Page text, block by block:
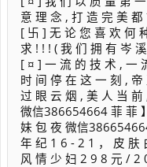
意 理 念 , 打 造 完 美 都
[ 卐 ] 无 论 您 喜 欢 何
求 ! ! ! ( 我 们 拥 有 岑
[ ¤ ] 一 流 的 技 术 , 一
时 间 停 在 这 一 刻 ,
过 眼 云 烟 , 美 人 当
微信386654664 菲 菲
妹 包 夜 微信
年 纪 1 6 - 2 1 ， 皮 肤
风 情 少 妇 2 9 8 元 / 2